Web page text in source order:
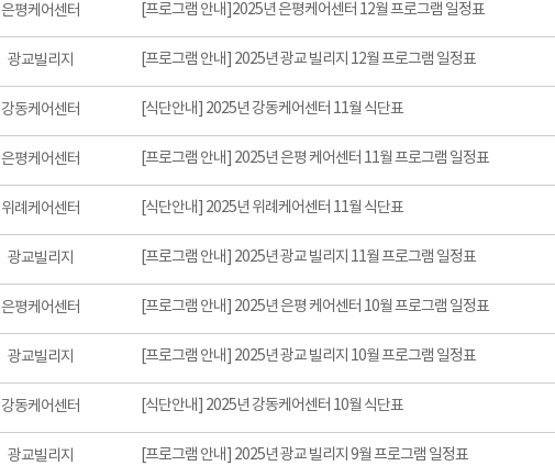
은평케어센터 [프로그램 안내]2025년 은평케어센터 12월 프로그램 일정표
광교빌리지 [프로그램 안내] 2025년 광교 빌리지 12월 프로그램 일정표
강동케어센터 [식단안내] 2025년 강동케어센터 11월 식단표
은평케어센터 [프로그램 안내] 2025년 은평 케어센터 11월 프로그램 일정표
위례케어센터 [식단안내] 2025년 위례케어센터 11월 식단표
광교빌리지 [프로그램 안내] 2025년 광교 빌리지 11월 프로그램 일정표
은평케어센터 [프로그램 안내] 2025년 은평 케어센터 10월 프로그램 일정표
광교빌리지 [프로그램 안내] 2025년 광교 빌리지 10월 프로그램 일정표
강동케어센터 [식단안내] 2025년 강동케어센터 10월 식단표
광교빌리지 [프로그램 안내] 2025년 광교 빌리지 9월 프로그램 일정표